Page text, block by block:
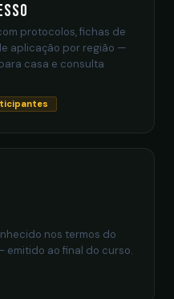
protocolos, fichas de
aplicação por região —
casa e consulta
nos termos do
emitido ao final do curso.